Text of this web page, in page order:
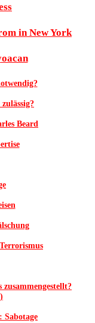
in New York
Beard
Sabotage